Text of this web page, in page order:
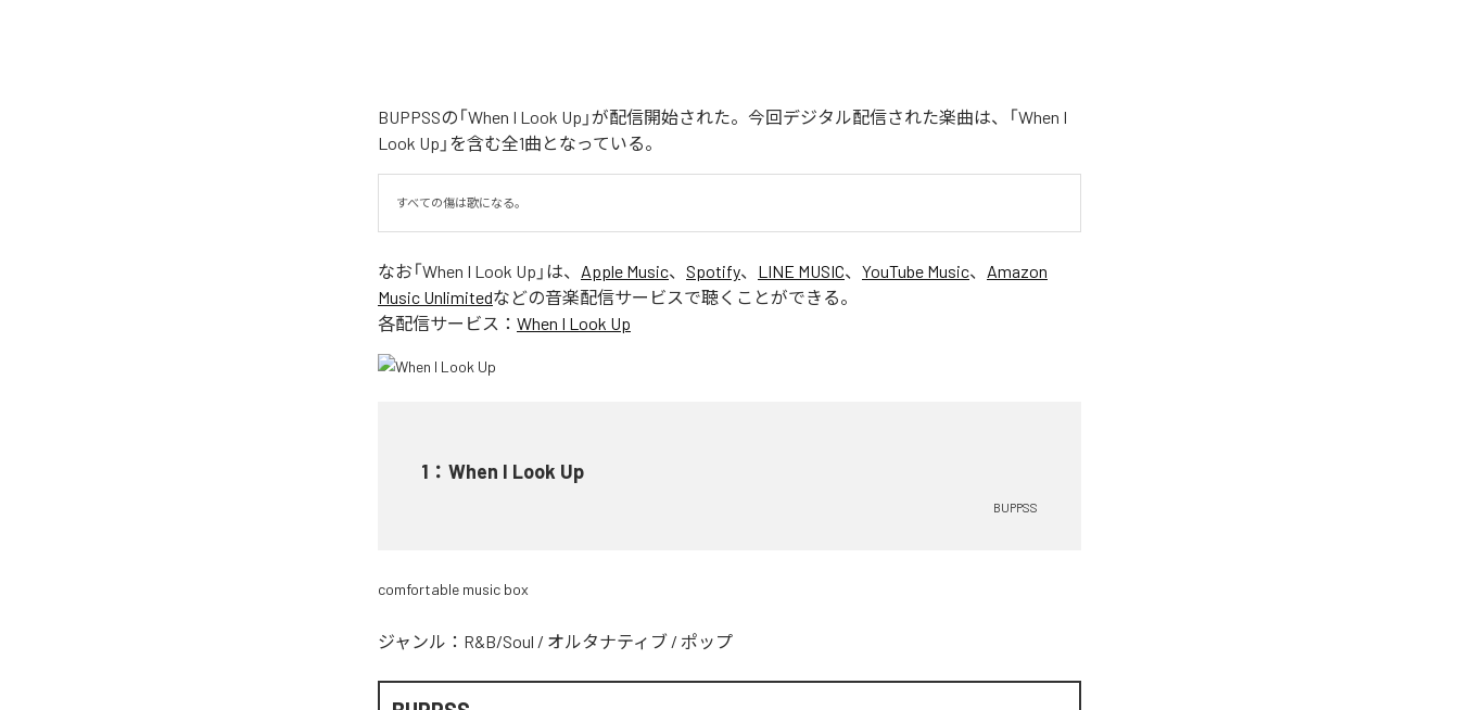
BUPPSSの「When I Look Up」が配信開始された。今回デジタル配信された楽曲は、「When I
Look Up」を含む全1曲となっている。
すべての傷は歌になる。
なお「When I Look Up 」は、 Apple Music、 Spotify、 LINE MUSIC、 YouTube Music、 Amazon
Music Unlimitedなどの音楽配信サービスで聴くことができる。
各配信サービス： When I Look Up
1 ： When I Look Up
BUPPSS
comfortable music box
ジャンル： R&B/Soul / オルタナティブ / ポップ